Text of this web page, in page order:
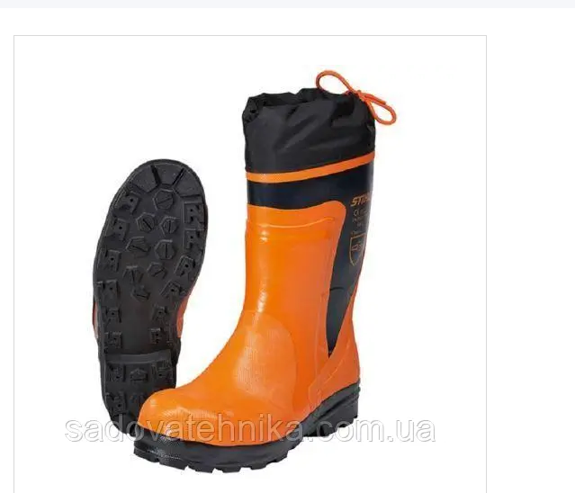
Культиватори
Генератори
Насоси водяні/мотопомпи
Повітродувки і садові
Обприскувачі
Мийки високого тискуху